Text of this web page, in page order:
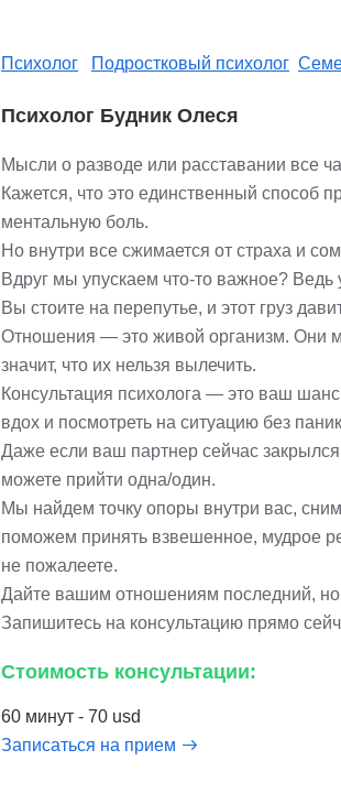
Психолог Подростковый психолог
Психолог Будник Олеся
Мысли о разводе или расставании все
Кажется, что это единственный способ
ментальную боль.
Но внутри все сжимается от страха и
Вдруг мы упускаем что-то важное? Ведь
Вы стоите на перепутье, и этот груз
Отношения — это живой организм. Они
значит, что их нельзя вылечить.
Консультация психолога — это ваш шанс
вдох и посмотреть на ситуацию без
Даже если ваш партнер сейчас
можете прийти одна/один.
Мы найдем точку опоры внутри вас,
поможем принять взвешенное, мудрое
не пожалеете.
Дайте вашим отношениям последний,
Запишитесь на консультацию прямо
Стоимость консультации:
60 минут - 70 usd
Записаться на прием